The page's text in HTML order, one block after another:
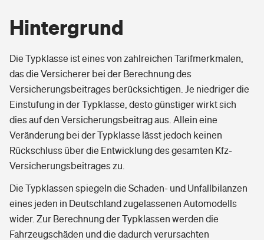
Hintergrund
Die Typklasse ist eines von zahlreichen Tarifmerkmalen,
das die Versicherer bei der Berechnung des
Versicherungsbeitrages berücksichtigen. Je niedriger die
Einstufung in der Typklasse, desto günstiger wirkt sich
dies auf den Versicherungsbeitrag aus. Allein eine
Veränderung bei der Typklasse lässt jedoch keinen
Rückschluss über die Entwicklung des gesamten Kfz-
Versicherungsbeitrages zu.
Die Typklassen spiegeln die Schaden- und Unfallbilanzen
eines jeden in Deutschland zugelassenen Automodells
wider. Zur Berechnung der Typklassen werden die
Fahrzeugschäden und die dadurch verursachten